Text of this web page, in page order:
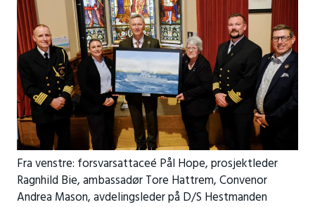
Fra venstre: forsvarsattaceé Pål Hope, prosjektleder
Ragnhild Bie, ambassadør Tore Hattrem, Convenor
Andrea Mason, avdelingsleder på D/S Hestmanden